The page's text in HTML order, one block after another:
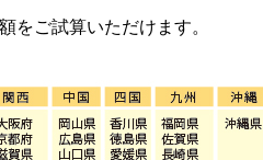
をご試算いただけます。